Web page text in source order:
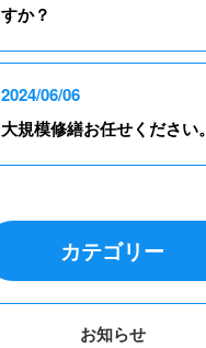
すか？
2024/06/06
大規模修繕お任せください。
カテゴリー
お知らせ